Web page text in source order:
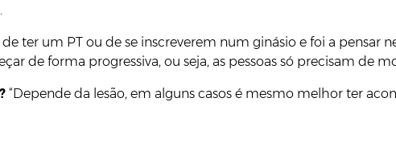
ter um PT ou de se inscreverem num ginásio e foi a pensar
de forma progressiva, ou seja, as pessoas só precisam de
“Depende da lesão, em alguns casos é mesmo melhor ter